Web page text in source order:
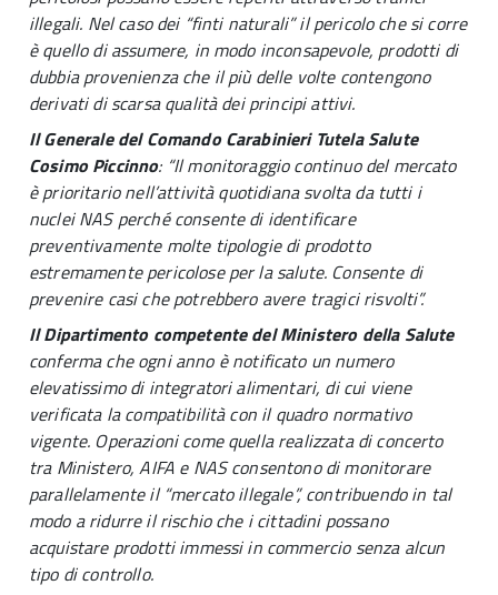
illegali. Nel caso dei “finti naturali” il pericolo che si corre
è quello di assumere, in modo inconsapevole, prodotti di
dubbia provenienza che il più delle volte contengono
derivati di scarsa qualità dei principi attivi.
Il Generale del Comando Carabinieri Tutela Salute
Cosimo Piccinno: “Il monitoraggio continuo del mercato
è prioritario nell’attività quotidiana svolta da tutti i
nuclei NAS perché consente di identificare
preventivamente molte tipologie di prodotto
estremamente pericolose per la salute. Consente di
prevenire casi che potrebbero avere tragici risvolti”.
Il Dipartimento competente del Ministero della Salute
conferma che ognianno è notificato un numero
elevatissimo di integratori alimentari, di cui viene
verificata la compatibilità con il quadro normativo
vigente. Operazioni come quella realizzata di concerto
tra Ministero, AIFA e NAS consentono di monitorare
parallelamente il “mercato illegale”, contribuendo in tal
modo a ridurre il rischio che i cittadini possano
acquistare prodotti immessi in commercio senza alcun
tipo di controllo.